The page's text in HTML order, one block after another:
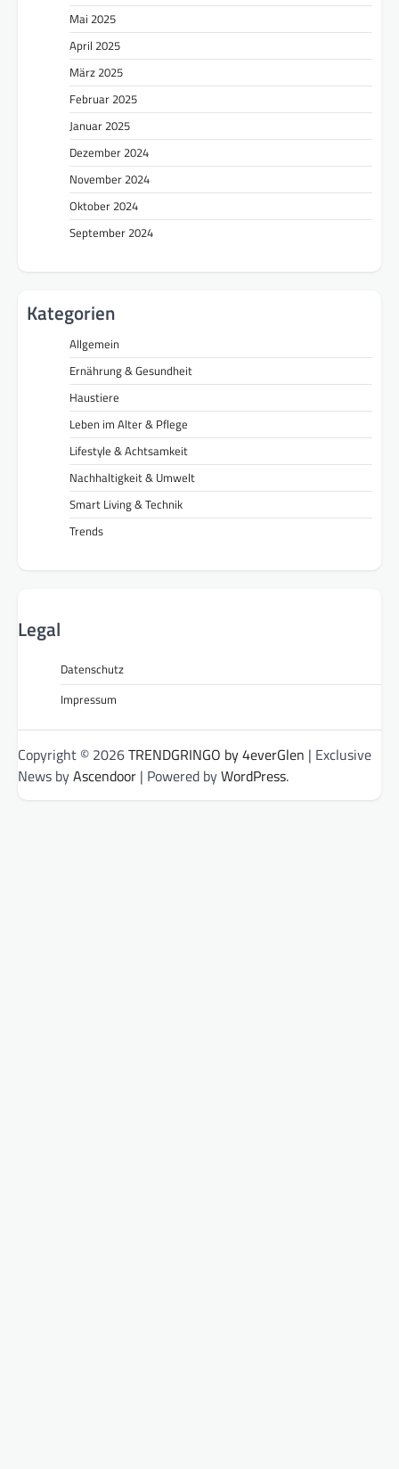
Mai 2025
April 2025
März 2025
Februar 2025
Januar 2025
Dezember 2024
November 2024
Oktober 2024
September 2024
Kategorien
Allgemein
Ernährung & Gesundheit
Haustiere
Leben im Alter & Pflege
Lifestyle & Achtsamkeit
Nachhaltigkeit & Umwelt
Smart Living & Technik
Trends
Legal
Datenschutz
Impressum
Copyright © 2026TRENDGRINGO by 4everGlen | Exclusive
News byAscendoor | Powered byWordPress.